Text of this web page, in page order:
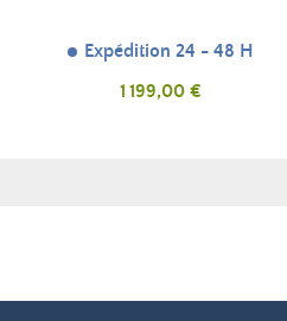
Expédition 24 - 48 H
Prix
1 199,00 €